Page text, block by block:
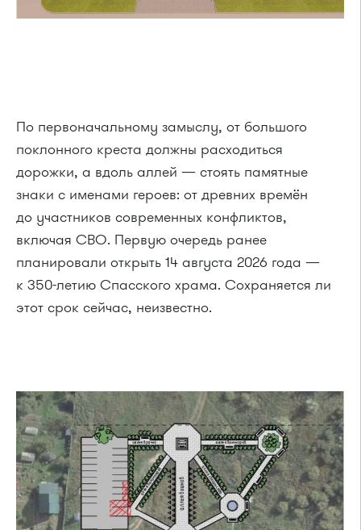
По первоначальному замыслу, от большого
поклонного креста должны расходиться
дорожки, а вдоль аллей — стоять памятные
знаки с именами героев: от древних времён
до участников современных конфликтов,
включая СВО. Первую очередь ранее
планировали открыть 14 августа 2026 года —
к 350-летию Спасского храма. Сохраняется ли
этот срок сейчас, неизвестно.